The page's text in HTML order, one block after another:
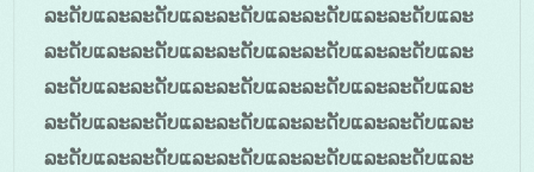
ລະດັບແລະລະດັບແລະລະດັບແລະລະດັບແລະລະດັບແລະ
ລະດັບແລະລະດັບແລະລະດັບແລະລະດັບແລະລະດັບແລະ
ລະດັບແລະລະດັບແລະລະດັບແລະລະດັບແລະລະດັບແລະ
ລະດັບແລະລະດັບແລະລະດັບແລະລະດັບແລະລະດັບແລະ
ລະດັບແລະລະດັບແລະລະດັບແລະລະດັບແລະລະດັບແລະ